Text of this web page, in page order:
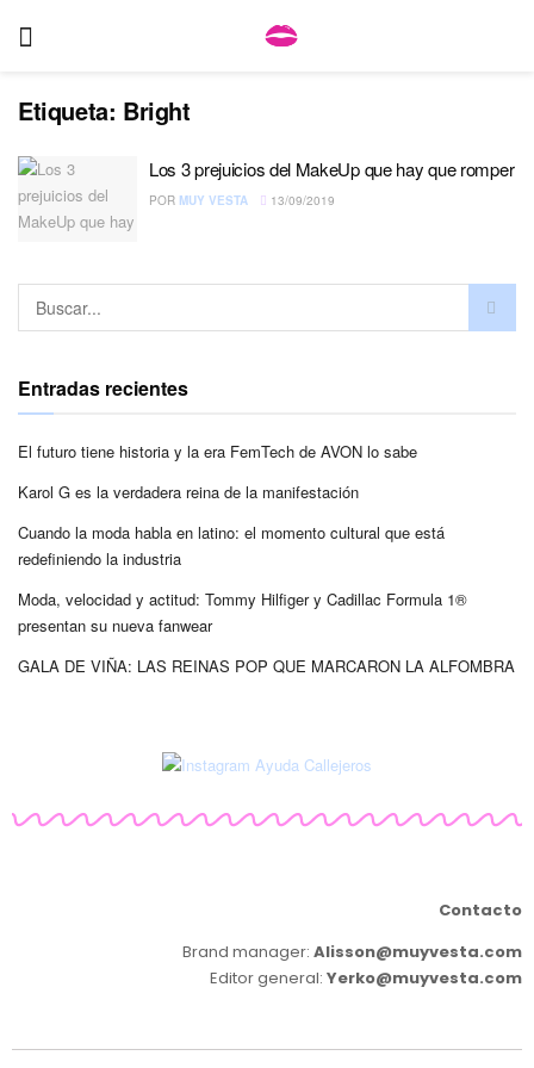
Etiqueta: Bright
Los 3 prejuicios del MakeUp que hay que romper
POR MUY VESTA 13/09/2019
Entradas recientes
El futuro tiene historia y la era FemTech de AVON lo sabe
Karol G es la verdadera reina de la manifestación
Cuando la moda habla en latino: el momento cultural que está
redefiniendo la industria
Moda, velocidad y actitud: Tommy Hilfiger y Cadillac Formula 1®
presentan su nueva fanwear
GALA DE VIÑA: LAS REINAS POP QUE MARCARON LA ALFOMBRA
Contacto
Brand manager: Alisson@muyvesta.com
Editor general: Yerko@muyvesta.com